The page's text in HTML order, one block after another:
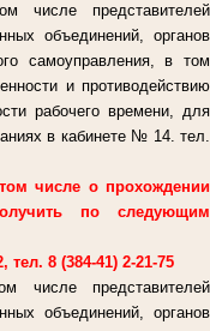
числе представителей
объединений, органов
самоуправления, в том
и противодействию
рабочего времени, для
в кабинете № 14. тел.
числе о прохождении
по следующим
тел. 8 (384-41) 2-21-75
числе представителей
объединений, органов